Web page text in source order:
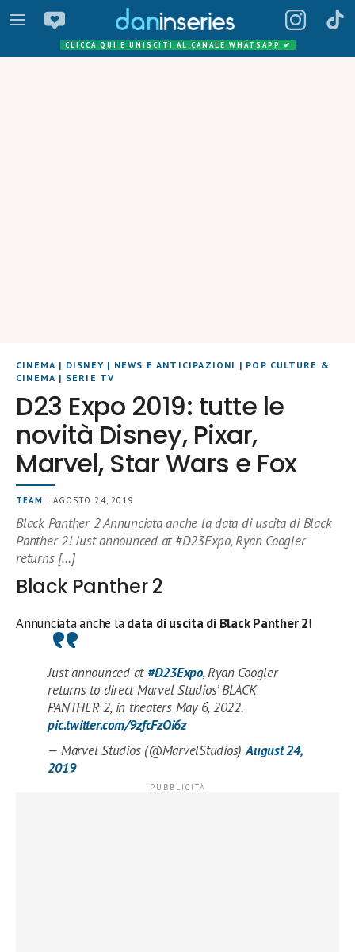
CLICCA QUI E UNISCITI AL CANALE WHATSAPP ✔
CINEMA | DISNEY | NEWS E ANTICIPAZIONI | POP CULTURE &
CINEMA | SERIE TV
D23 Expo 2019: tutte le
novità Disney, Pixar,
Marvel, Star Wars e Fox
TEAM | AGOSTO 24, 2019
Black Panther 2 Annunciata anche la data di uscita di Black
Panther 2! Just announced at #D23Expo, Ryan Coogler
returns […]
Black Panther 2
Annunciata anche ladata di uscita di Black Panther 2!
Just announced at #D23Expo, Ryan Coogler
returns to direct Marvel Studios’ BLACK
PANTHER 2, in theaters May 6, 2022.
pic.twitter.com/9zfcFzOi6z
— Marvel Studios (@MarvelStudios)August 24,
2019